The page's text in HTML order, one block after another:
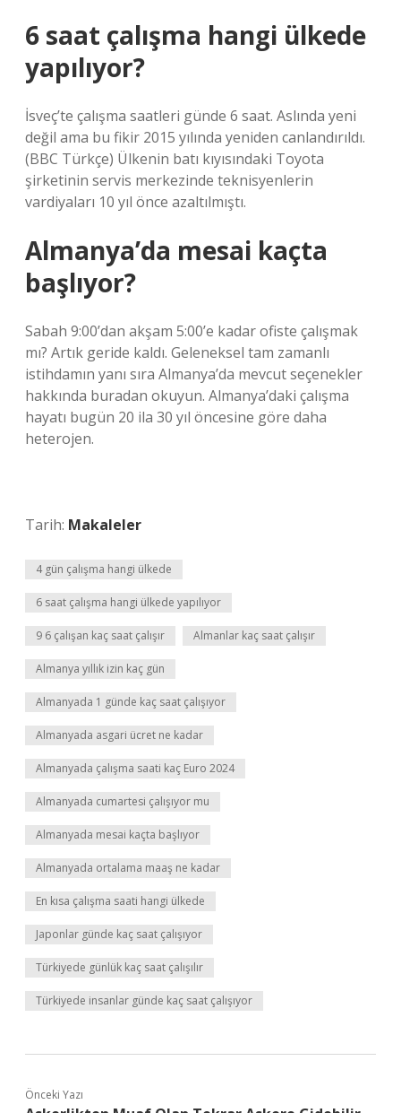
6 saat çalışma hangi ülkede
yapılıyor?
İsveç’te çalışma saatleri günde 6 saat. Aslında yeni
değil ama bu fikir 2015 yılında yeniden canlandırıldı.
(BBC Türkçe) Ülkenin batı kıyısındaki Toyota
şirketinin servis merkezinde teknisyenlerin
vardiyaları 10 yıl önce azaltılmıştı.
Almanya’da mesai kaçta
başlıyor?
Sabah 9:00’dan akşam 5:00’e kadar ofiste çalışmak
mı? Artık geride kaldı. Geleneksel tam zamanlı
istihdamın yanı sıra Almanya’da mevcut seçenekler
hakkında buradan okuyun. Almanya’daki çalışma
hayatı bugün 20 ila 30 yıl öncesine göre daha
heterojen.
Tarih: Makaleler
4 gün çalışma hangi ülkede
6 saat çalışma hangi ülkede yapılıyor
9 6 çalışan kaç saat çalışır Almanlar kaç saat çalışır
Almanya yıllık izin kaç gün
Almanyada 1 günde kaç saat çalışıyor
Almanyada asgari ücret ne kadar
Almanyada çalışma saati kaç Euro 2024
Almanyada cumartesi çalışıyor mu
Almanyada mesai kaçta başlıyor
Almanyada ortalama maaş ne kadar
En kısa çalışma saati hangi ülkede
Japonlar günde kaç saat çalışıyor
Türkiyede günlük kaç saat çalışılır
Türkiyede insanlar günde kaç saat çalışıyor
Önceki Yazı